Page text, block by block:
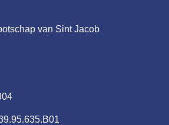
van Sint Jacob